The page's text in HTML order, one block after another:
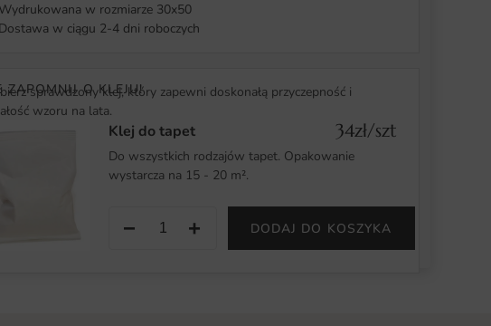
Wydrukowana w rozmiarze 30x50
Dostawa w ciągu 2-4 dni roboczych
ZAPOMNIJ O KLEJU!
sprawdzony klej, który zapewni doskonałą przyczepność i
wzoru na lata.
Klej do tapet 34zł/szt
Do wszystkich rodzajów tapet. Opakowanie
wystarcza na 15 - 20 m².
− + DODAJ DO KOSZYKA